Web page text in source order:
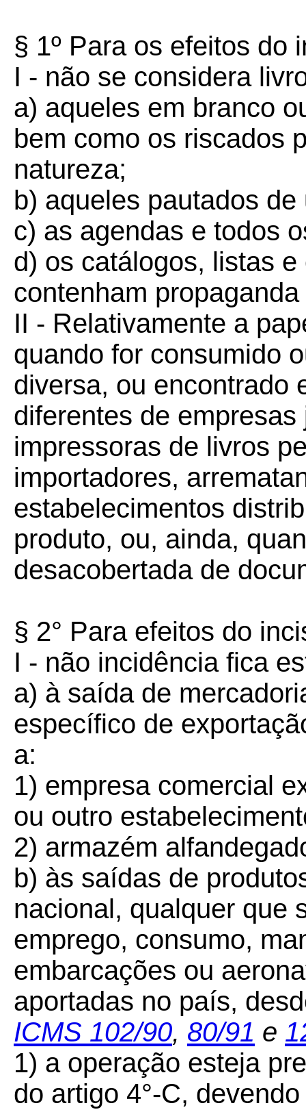
§ 1º Para os efeitos do
I - não se considera
a) aqueles em branco
bem como os riscados
natureza;
b) aqueles pautados
c) as agendas e todos
d) os catálogos, listas
contenham
II - Relativamente a
quando for consumido
diversa, ou encontrado
diferentes de
impressoras de livros
importadores,
estabelecimentos
produto, ou, ainda,
desacobertada de
§ 2° Para efeitos do
I - não incidência fica
a) à saída de
específico de
a:
1) empresa comercial
ou outro
2) armazém
b) às saídas de
nacional, qualquer que
emprego, consumo,
embarcações ou
aportadas no país,
ICMS 102/90, 80/91 e
1) a operação esteja
do artigo 4°-C,